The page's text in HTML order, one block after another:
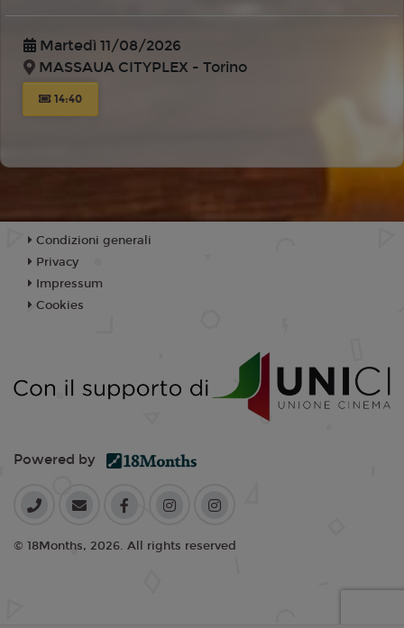
Martedì 11/08/2026
MASSAUA CITYPLEX - Torino
14:40
Condizioni generali
Privacy
Impressum
Cookies
Powered by
© 18Months, 2026. All rights reserved